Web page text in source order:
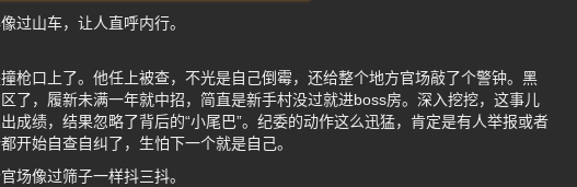
过山车，让人直呼内行。
枪口上了。他任上被查，不光是自己倒霉，还给整个地方官场敲了个警钟。黑
了，履新未满一年就中招，简直是新手村没过就进boss房。深入挖挖，这事儿
成绩，结果忽略了背后的“小尾巴”。纪委的动作这么迅猛，肯定是有人举报或者
开始自查自纠了，生怕下一个就是自己。
场像过筛子一样抖三抖。